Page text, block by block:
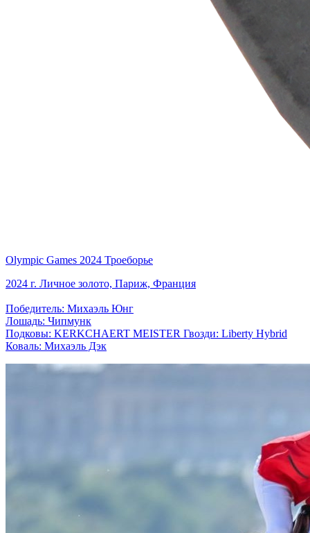
Olympic Games 2024 Троеборье
2024 г. Личное золото, Париж, Франция
Победитель: Михаэль Юнг
Лошадь: Чипмунк
Подковы: KERKCHAERT MEISTER Гвозди: Liberty Hybrid
Коваль: Михаэль Дэк